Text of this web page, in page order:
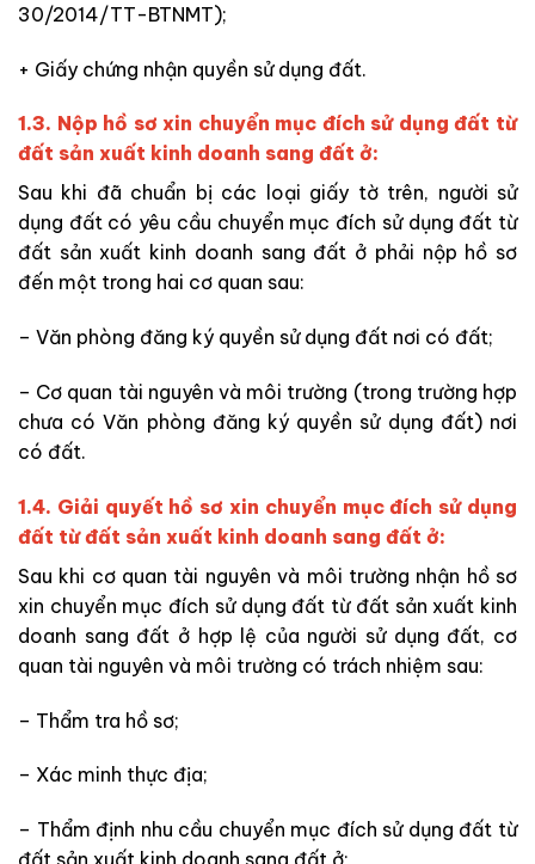
30/2014/TT-BTNMT);
+ Giấy chứng nhận quyền sử dụng đất.
1.3. Nộp hồ sơ xin chuyển mục đích sử dụng đất từ
đất sản xuất kinh doanh sang đất ở:
Sau khi đã chuẩn bị các loại giấy tờ trên, người sử
dụng đất có yêu cầu chuyển mục đích sử dụng đất từ
đất sản xuất kinh doanh sang đất ở phải nộp hồ sơ
đến một trong hai cơ quan sau:
– Văn phòng đăng ký quyền sử dụng đất nơi có đất;
– Cơ quan tài nguyên và môi trường (trong trường hợp
chưa có Văn phòng đăng ký quyền sử dụng đất) nơi
có đất.
1.4. Giải quyết hồ sơ xin chuyển mục đích sử dụng
đất từ đất sản xuất kinh doanh sang đất ở:
Sau khi cơ quan tài nguyên và môi trường nhận hồ sơ
xin chuyển mục đích sử dụng đất từ đất sản xuất kinh
doanh sang đất ở hợp lệ của người sử dụng đất, cơ
quan tài nguyên và môi trường có trách nhiệm sau:
– Thẩm tra hồ sơ;
– Xác minh thực địa;
– Thẩm định nhu cầu chuyển mục đích sử dụng đất từ